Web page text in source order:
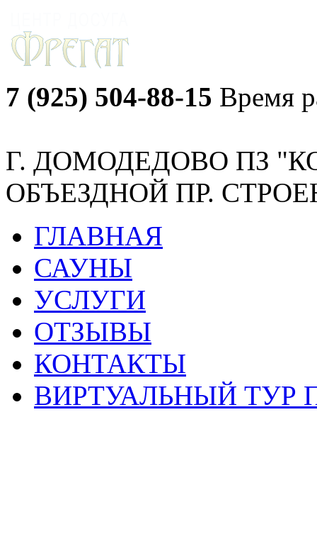
7 (925) 504-88-15 Время
Г. ДОМОДЕДОВО ПЗ
ОБЪЕЗДНОЙ ПР.
ГЛАВНАЯ
САУНЫ
УСЛУГИ
ОТЗЫВЫ
КОНТАКТЫ
ВИРТУАЛЬНЫЙ ТУР